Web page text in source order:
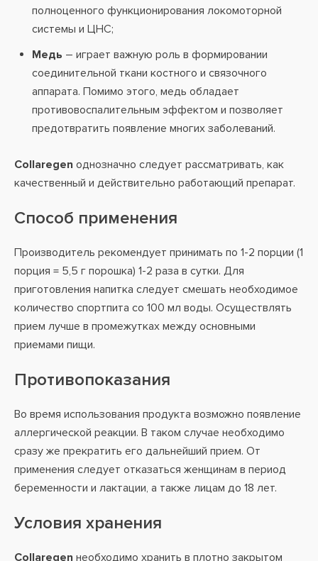
полноценного функционирования локомоторной
системы и ЦНС;
Медь – играет важную роль в формировании
соединительной ткани костного и связочного
аппарата. Помимо этого, медь обладает
противовоспалительным эффектом и позволяет
предотвратить появление многих заболеваний.
Collaregen однозначно следует рассматривать, как
качественный и действительно работающий препарат.
Способ применения
Производитель рекомендует принимать по 1-2 порции (1
порция = 5,5 г порошка) 1-2 раза в сутки. Для
приготовления напитка следует смешать необходимое
количество спортпита со 100 мл воды. Осуществлять
прием лучше в промежутках между основными
приемами пищи.
Противопоказания
Во время использования продукта возможно появление
аллергической реакции. В таком случае необходимо
сразу же прекратить его дальнейший прием. От
применения следует отказаться женщинам в период
беременности и лактации, а также лицам до 18 лет.
Условия хранения
Collaregen необходимо хранить в плотно закрытом